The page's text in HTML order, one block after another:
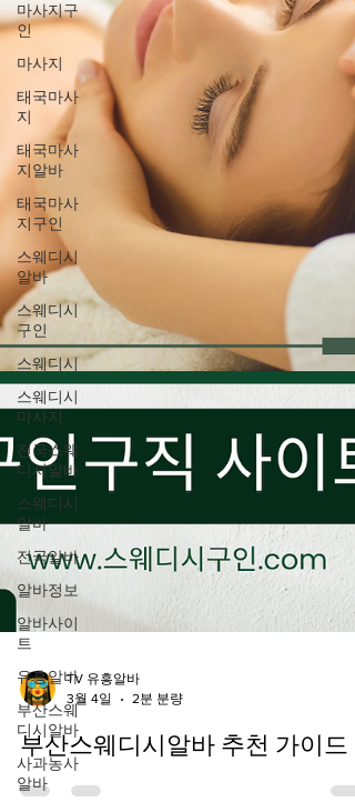
마사지구
인
마사지
태국마사
지
태국마사
지알바
태국마사
지구인
스웨디시
알바
스웨디시
구인
스웨디시
스웨디시
마사지
전국스웨
디시알바
스웨디시
알바
전국알바
알바정보
알바사이
트
유흥알바
부산스웨
디시알바
사과농사
알바
TV 유흥알바
3월 4일
2분 분량
부산스웨디시알바 추천 가이드